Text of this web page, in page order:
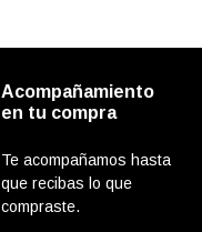
Acompañamiento
en tu compra
Te acompañamos hasta
que recibas lo que
compraste.